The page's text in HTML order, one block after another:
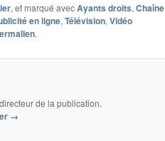
, et marqué avecAyants droits, Chaîne
en ligne, Télévision, Vidéo
.
de la publication.
→